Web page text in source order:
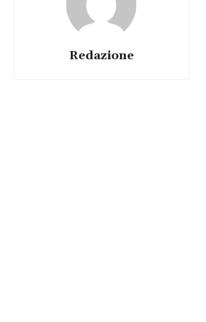
Redazione